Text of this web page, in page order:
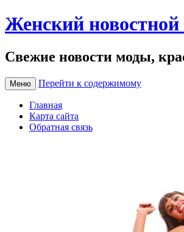
Женский новостной
Свежие новости моды,
Меню Перейти к содержимому
Главная
Карта сайта
Обратная связь